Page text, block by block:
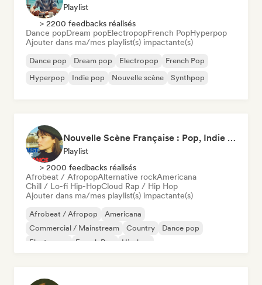
Playlist
> 2200 feedbacks réalisés
Dance popDream popElectropopFrench PopHyperpop
Ajouter dans ma/mes playlist(s) impactante(s)
Dance pop Dream pop Electropop
French Pop
Hyperpop
Indie pop Nouvelle scène Synthpop
Nouvelle Scène Française : Pop, Indie & Chanson Émergente
Playlist
> 2000 feedbacks réalisés
Afrobeat / AfropopAlternative rockAmericana
Chill / Lo-fi Hip-HopCloud Rap / Hip Hop
Ajouter dans ma/mes playlist(s) impactante(s)
Afrobeat / Afropop
Americana
Commercial / Mainstream
Country
Dance pop
Electropop
French Pop Hip-hop